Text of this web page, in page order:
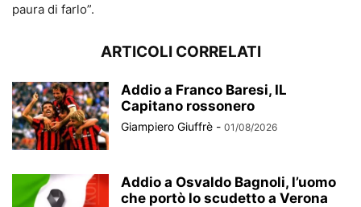
paura di farlo”.
ARTICOLI CORRELATI
Addio a Franco Baresi, IL
Capitano rossonero
Giampiero Giuffrè - 01/08/2026
Addio a Osvaldo Bagnoli, l’uomo
che portò lo scudetto a Verona